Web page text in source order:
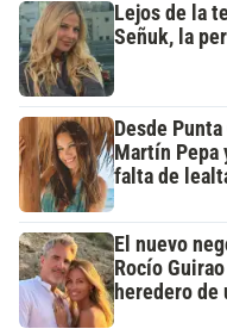
Lejos de la
Señuk, la
Desde
Martín Pepa
falta de
El nuevo
Rocío
heredero